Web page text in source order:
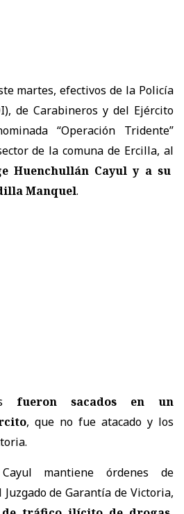
martes, efectivos de la Policía
de Carabineros y del Ejército
“Operación Tridente”
de la comuna de Ercilla, al
Huenchullán Cayul y a su
Manquel.
fueron sacados en un
, que no fue atacado y los
mantiene órdenes de
de Garantía de Victoria,